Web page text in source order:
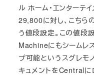
ル ホーム・エンター
29,800に対し、こち
う値段設定。この値
Machineにもシームレ
プ可能というスグレモ
キュメントをCentralに